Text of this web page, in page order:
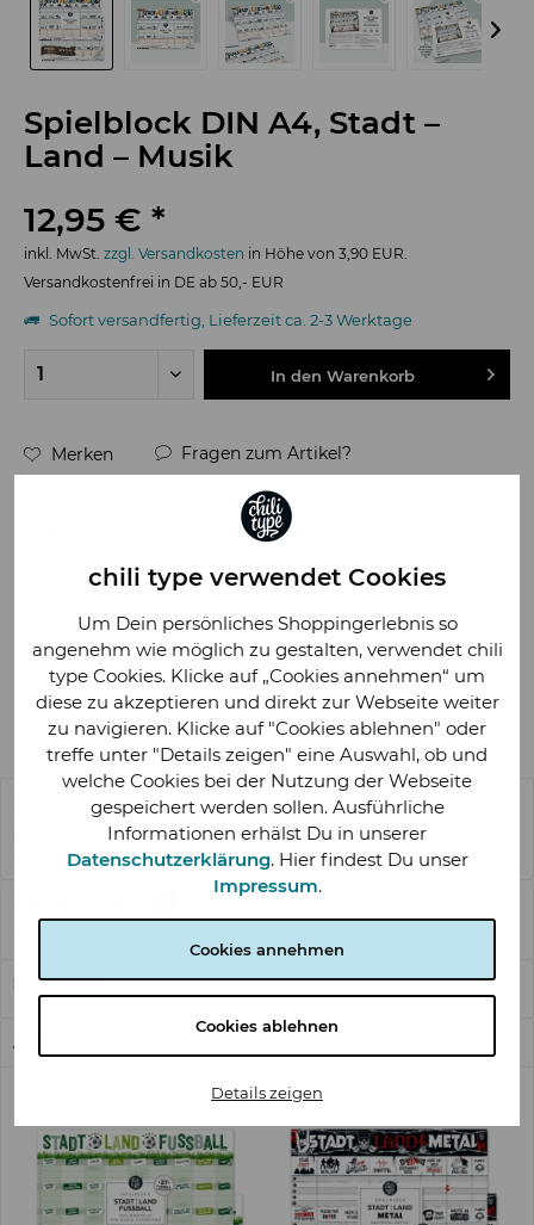
chili type verwendet Cookies
Um Dein persönliches Shoppingerlebnis so
angenehm wie möglich zu gestalten, verwendet chili
type Cookies. Klicke auf „Cookies annehmen“ um
diese zu akzeptieren und direkt zur Webseite weiter
zu navigieren. Klicke auf "Cookies ablehnen" oder
treffe unter "Details zeigen" eine Auswahl, ob und
welche Cookies bei der Nutzung der Webseite
gespeichert werden sollen. Ausführliche
Informationen erhälst Du in unserer
Datenschutzerklärung. Hier findest Du unser
Impressum.
Cookies annehmen
Cookies ablehnen
Details zeigen
Spielblock DIN A4, Stadt –
Land – Musik
12,95 € *
inkl. MwSt. zzgl. Versandkosten in Höhe von 3,90 EUR.
Versandkostenfrei in DE ab 50,- EUR
Sofort versandfertig, Lieferzeit ca. 2-3 Werktage
In den Warenkorb
Merken Fragen zum Artikel?
101017
4260130240172
Beschreibung
Stadt-Land-Musik – Das Stadt-Land-Fluss Spiel für
Musikliebhaber Von Rock bis Pop, von Indie... mehr
Spielregeln
Ähnliche Artikel